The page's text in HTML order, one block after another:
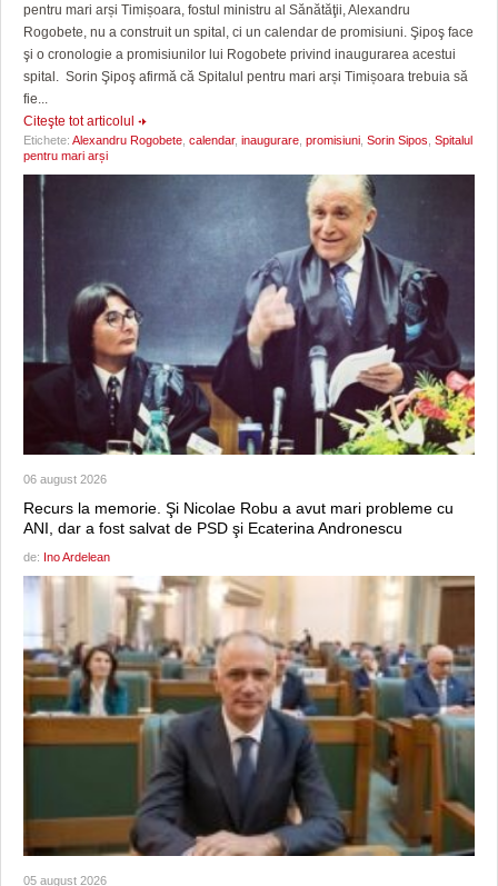
pentru mari arși Timișoara, fostul ministru al Sănătăţii, Alexandru
Rogobete, nu a construit un spital, ci un calendar de promisiuni. Şipoş face
şi o cronologie a promisiunilor lui Rogobete privind inaugurarea acestui
spital. Sorin Şipoş afirmă că Spitalul pentru mari arși Timișoara trebuia să
fie...
Citeşte tot articolul
Etichete: Alexandru Rogobete calendar, inaugurare promisiuni Sorin Sipos Spitalul
pentru mari arși
06 august 2026
Recurs la memorie. Şi Nicolae Robu a avut mari probleme cu
ANI, dar a fost salvat de PSD şi Ecaterina Andronescu
de: Ino Ardelean
05 august 2026